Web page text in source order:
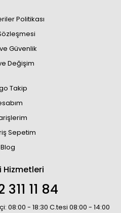
Politikası
Güvenlik
Değişim
Takip
Sepetim
Blog
Hizmetleri
311 11 84
08:00 - 18:30 C.tesi 08:00 - 14:00